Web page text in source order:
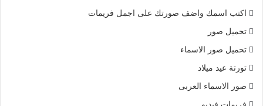
اكتب اسمك واضف صورتك على اجمل فريمات
تحميل صور
تحميل صور الاسماء
تورتة عيد ميلاد
صور الاسماء العربى
فريمات فيديو